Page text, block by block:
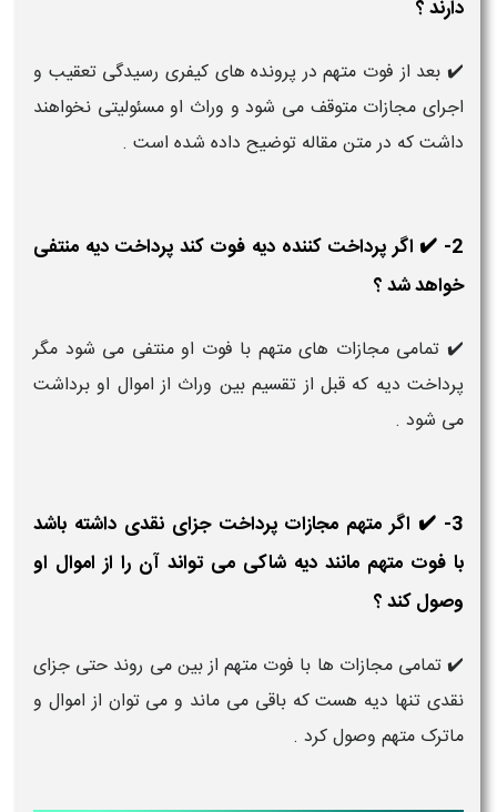
دارند ؟
✔️ بعد از فوت متهم در پرونده های کیفری رسیدگی تعقیب و
اجرای مجازات متوقف می شود و وراث او مسئولیتی نخواهند
داشت که در متن مقاله توضیح داده شده است .
2- ✔️ اگر پرداخت کننده دیه فوت کند پرداخت دیه منتفی
خواهد شد ؟
✔️ تمامی مجازات های متهم با فوت او منتفی می شود مگر
پرداخت دیه که قبل از تقسیم بین وراث از اموال او برداشت
می شود .
3- ✔️ اگر متهم مجازات پرداخت جزای نقدی داشته باشد
با فوت متهم مانند دیه شاکی می تواند آن را از اموال او
وصول کند ؟
✔️ تمامی مجازات ها با فوت متهم از بین می روند حتی جزای
نقدی تنها دیه هست که باقی می ماند و می توان از اموال و
ماترک متهم وصول کرد .